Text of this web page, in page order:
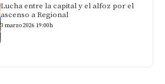
Lucha entre la capital y el alfoz por el
ascenso a Regional
3 marzo 2026 19:00h